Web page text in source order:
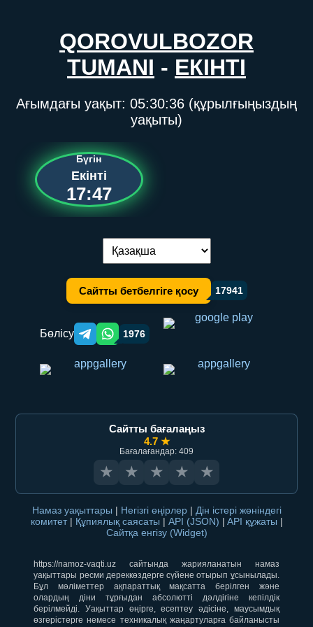
QOROVULBOZOR
TUMANI - ЕКІНТІ
Ағымдағы уақыт: 05:30:36 (құрылғыңыздың
уақыты)
Бүгін
Екінті
17:47
Тілді ауыстыру:
Сайтты бетбелгіге қосу 17941
Бөлісу Telegram orqali ulashish
WhatsApp orqali ulashish
1976
Сайтты бағалаңыз
4.7 ★
Бағалағандар: 409
★ ★ ★ ★ ★
Намаз уақыттары | Негізгі өңірлер | Дін істері жөніндегі
комитет | Құпиялық саясаты | API (JSON) | API құжаты |
Сайтқа енгізу (Widget)
https://namoz-vaqti.uz сайтында жарияланатын намаз
уақыттары ресми дереккөздерге сүйене отырып ұсынылады.
Бұл мәліметтер ақпараттық мақсатта берілген және
олардың діни тұрғыдан абсолютті дәлдігіне кепілдік
берілмейді. Уақыттар өңірге, есептеу әдісіне, маусымдық
өзгерістерге немесе техникалық жаңартуларға байланысты